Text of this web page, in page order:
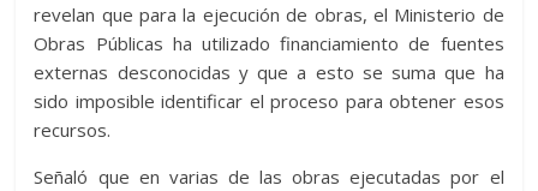
revelan que para la ejecución de obras, el Ministerio de
Obras Públicas ha utilizado financiamiento de fuentes
externas desconocidas y que a esto se suma que ha
sido imposible identificar el proceso para obtener esos
recursos.
Señaló que en varias de las obras ejecutadas por el